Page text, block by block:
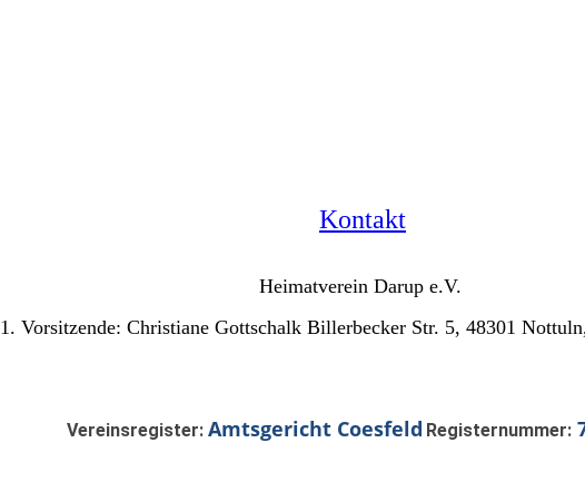
Kontakt
Heimatverein Darup e.V.
1. Vorsitzende: Christiane Gottschalk Billerbecker Str. 5, 48301
Vereinsregister: Amtsgericht Coesfeld Registernummer: